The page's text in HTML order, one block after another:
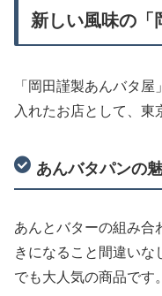
新しい風味の「
「岡田謹製あんバタ
入れたお店として、東
あんバタパンの
あんとバターの組み合
きになること間違いな
でも大人気の商品です。